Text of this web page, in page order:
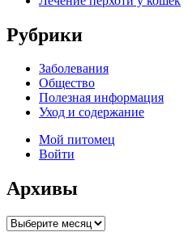
Рубрики
Заболевания
Общество
Полезная информация
Уход и содержание
Мой питомец
Войти
Архивы
Архивы